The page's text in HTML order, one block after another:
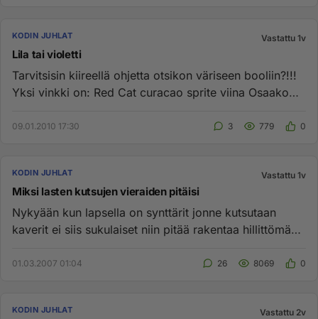
KODIN JUHLAT Vastattu 1v
Lila tai violetti
Tarvitsisin kiireellä ohjetta otsikon väriseen booliin?!!!
Yksi vinkki on: Red Cat curacao sprite viina Osaako
09.01.2010 17:30 3 779 0
KODIN JUHLAT Vastattu 1v
Miksi lasten kutsujen vieraiden pitäisi
Nykyään kun lapsella on synttärit jonne kutsutaan
kaverit ei siis sukulaiset niin pitää rakentaa hillittömän
01.03.2007 01:04 26 8069 0
KODIN JUHLAT Vastattu 2v